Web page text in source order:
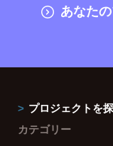
あなた
プロジェクトを
カテゴリー